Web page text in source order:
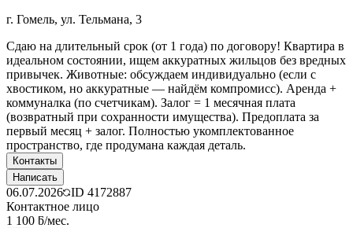
г. Гомель, ул. Тельмана, 3
Сдаю на длительный срок (от 1 года) по договору! Квартира в
идеальном состоянии, ищем аккуратных жильцов без вредных
привычек. Животные: обсуждаем индивидуально (если с
хвостиком, но аккуратные — найдём компромисс). Аренда +
коммуналка (по счетчикам). Залог = 1 месячная плата
(возвратный при сохранности имущества). Предоплата за
первый месяц + залог. Полностью укомплектованное
пространство, где продумана каждая деталь.
Контакты
Написать
06.07.2026 ID 4172887
Контактное лицо
1 100 ƃ/мес.